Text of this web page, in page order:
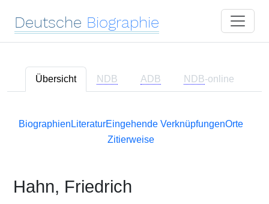
Deutsche Biographie
Übersicht NDB ADB NDB-online
Biographien LiteraturEingehende VerknüpfungenOrte
Zitierweise
Hahn, Friedrich